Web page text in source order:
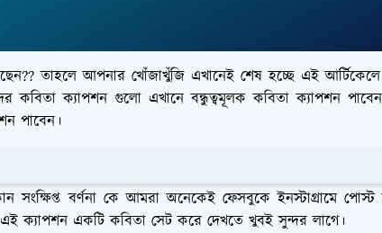
তাহলে আপনার খোঁজাখুঁজি এখানেই শেষ হচ্ছে এই আর্টিকেলে
কবিতা ক্যাপশন গুলো এখানে বন্ধুত্বমূলক কবিতা ক্যাপশন পাবেন
পাবেন।
বর্ণনা কে আমরা অনেকেই ফেসবুকে ইনস্টাগ্রামে পোস্ট
ক্যাপশন একটি কবিতা সেট করে দেখতে খুবই সুন্দর লাগে।